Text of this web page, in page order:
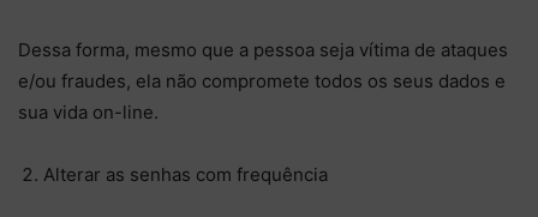
Dessa forma, mesmo que a pessoa seja vítima de ataques
e/ou fraudes, ela não compromete todos os seus dados e
sua vida on-line.
Alterar as senhas com frequência